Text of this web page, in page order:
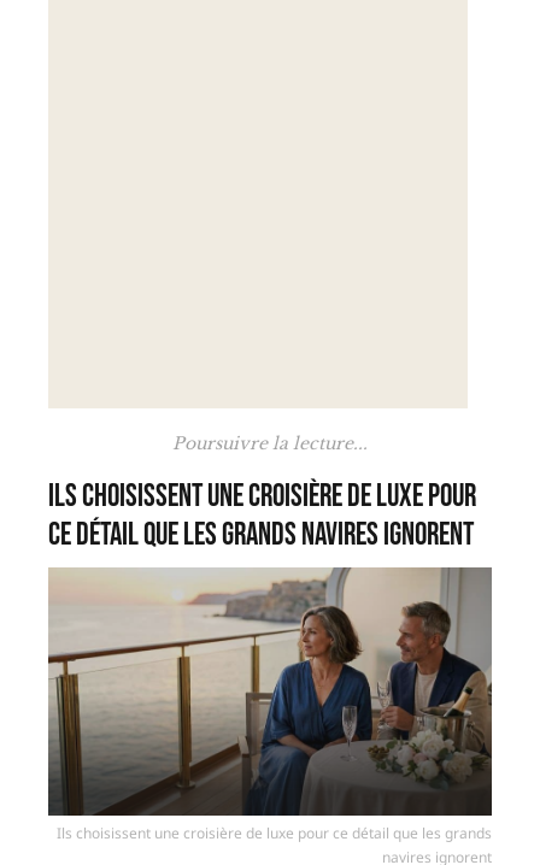
Poursuivre la lecture...
Ils choisissent une croisière de luxe pour
ce détail que les grands navires ignorent
Ils choisissent une croisière de luxe pour ce détail que les grands
navires ignorent